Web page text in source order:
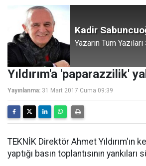
Kadir
Yazarın Tüm Yazıları
Yıldırım'a 'paparazzilik'
Yayınlanma: 31 Mart 2017 Cuma 09:39
TEKNİK Direktör Ahmet Yıldırım'ın
yaptığı basın toplantısının yankıları